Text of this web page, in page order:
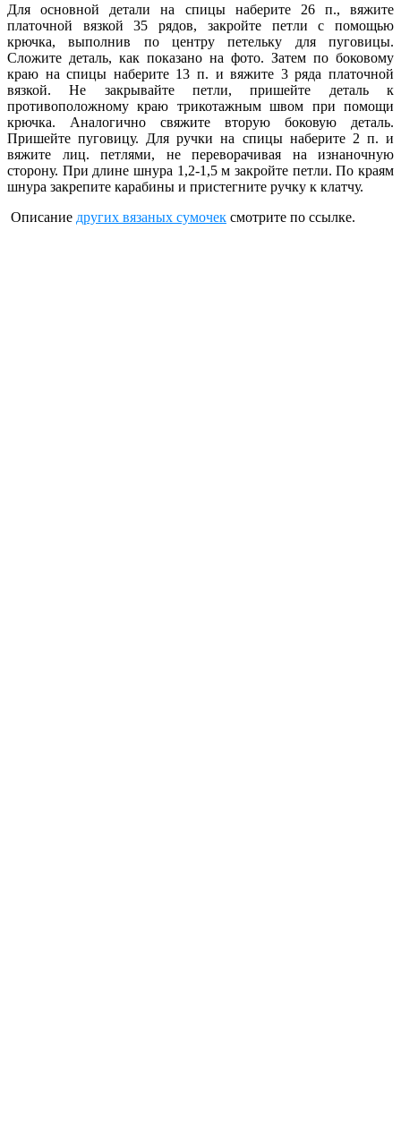
Для основной детали на спицы наберите 26 п., вяжите
платочной вязкой 35 рядов, закройте петли с помощью
крючка, выполнив по центру петельку для пуговицы.
Сложите деталь, как показано на фото. Затем по боковому
краю на спицы наберите 13 п. и вяжите 3 ряда платочной
вязкой. Не закрывайте петли, пришейте деталь к
противоположному краю трикотажным швом при помощи
крючка. Аналогично свяжите вторую боковую деталь.
Пришейте пуговицу. Для ручки на спицы наберите 2 п. и
вяжите лиц. петлями, не переворачивая на изнаночную
сторону. При длине шнура 1,2-1,5 м закройте петли. По краям
шнура закрепите карабины и пристегните ручку к клатчу.
Описание других вязаных сумочек смотрите по ссылке.